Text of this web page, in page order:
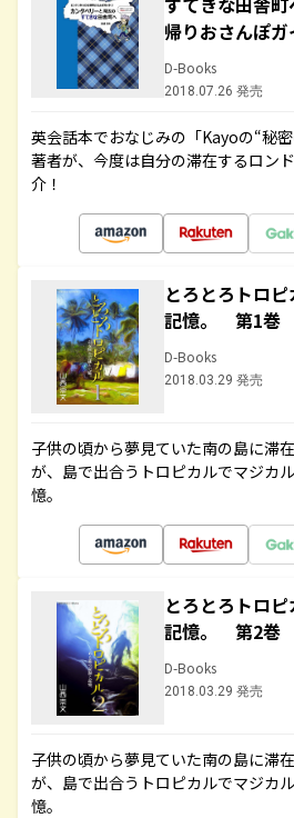
帰りおさんぽ
D-Books
2018.07.26 発売
英会話本でおなじみの「Kayoの“秘
著者が、今度は自分の滞在するロン
介！
とろとろトロ
記憶。 第1巻
D-Books
2018.03.29 発売
子供の頃から夢見ていた南の島に滞
が、島で出合うトロピカルでマジカ
憶。
とろとろトロ
記憶。 第2巻
D-Books
2018.03.29 発売
子供の頃から夢見ていた南の島に滞
が、島で出合うトロピカルでマジカ
憶。